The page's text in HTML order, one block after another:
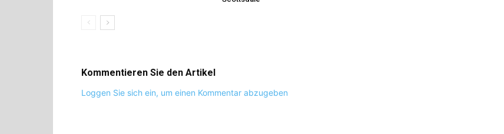
Kommentieren Sie den Artikel
Loggen Sie sich ein, um einen Kommentar abzugeben